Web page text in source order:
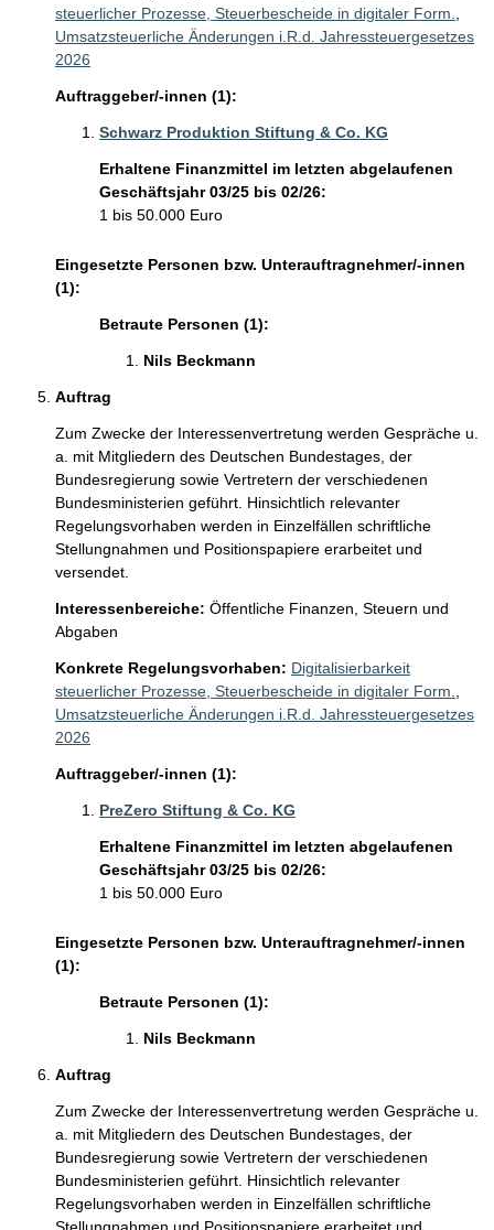
steuerlicher Prozesse, Steuerbescheide in digitaler Form.
Umsatzsteuerliche Änderungen i.R.d. Jahressteuergesetzes
2026
Auftraggeber/-innen (1):
Schwarz Produktion Stiftung & Co. KG
Erhaltene Finanzmittel im letzten abgelaufenen
Geschäftsjahr 03/25 bis 02/26:
1 bis 50.000 Euro
Eingesetzte Personen bzw. Unterauftragnehmer/-innen
(1):
Betraute Personen (1):
Nils Beckmann
Auftrag
Zum Zwecke der Interessenvertretung werden Gespräche u.
a. mit Mitgliedern des Deutschen Bundestages, der
Bundesregierung sowie Vertretern der verschiedenen
Bundesministerien geführt. Hinsichtlich relevanter
Regelungsvorhaben werden in Einzelfällen schriftliche
Stellungnahmen und Positionspapiere erarbeitet und
versendet.
Interessenbereiche: Öffentliche Finanzen, Steuern und
Abgaben
Konkrete Regelungsvorhaben: Digitalisierbarkeit
steuerlicher Prozesse, Steuerbescheide in digitaler Form.
Umsatzsteuerliche Änderungen i.R.d. Jahressteuergesetzes
2026
Auftraggeber/-innen (1):
PreZero Stiftung & Co. KG
Erhaltene Finanzmittel im letzten abgelaufenen
Geschäftsjahr 03/25 bis 02/26:
1 bis 50.000 Euro
Eingesetzte Personen bzw. Unterauftragnehmer/-innen
(1):
Betraute Personen (1):
Nils Beckmann
Auftrag
Zum Zwecke der Interessenvertretung werden Gespräche u.
a. mit Mitgliedern des Deutschen Bundestages, der
Bundesregierung sowie Vertretern der verschiedenen
Bundesministerien geführt. Hinsichtlich relevanter
Regelungsvorhaben werden in Einzelfällen schriftliche